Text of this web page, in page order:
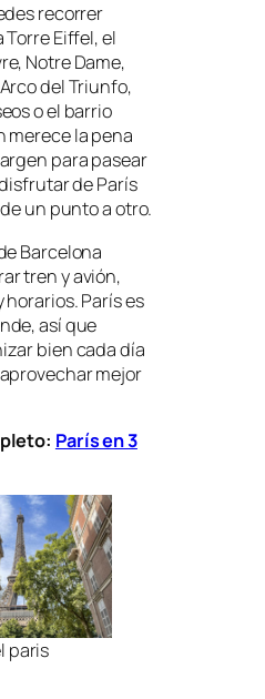
recorrer
Eiffel, el
Notre Dame,
del Triunfo,
o el barrio
merece la pena
para pasear
de París
un punto a otro.
Barcelona
tren y avión,
París es
así que
bien cada día
mejor
París en 3
paris